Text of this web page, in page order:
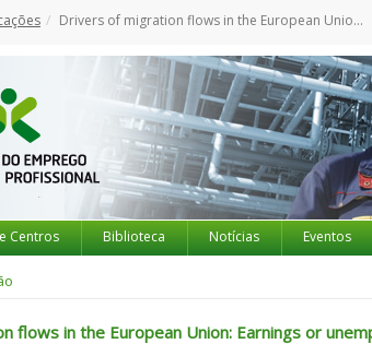
Drivers of migration flows in the European Union: Earnings or unemployment?
Centros Biblioteca Notícias Eventos
flows in the European Union: Earnings or